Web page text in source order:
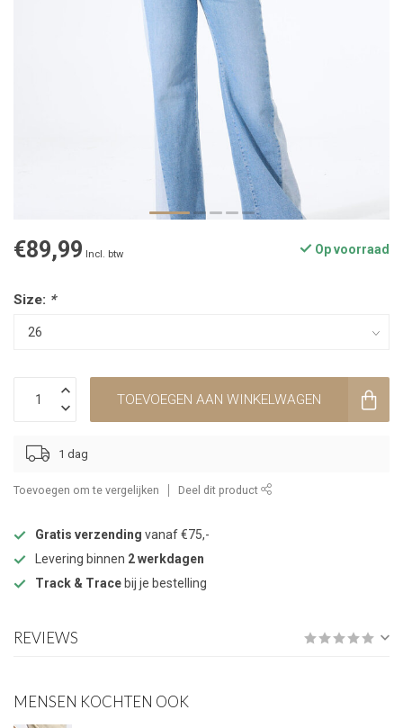
€89,99 Incl. btw Op voorraad
Size: *
TOEVOEGEN AAN WINKELWAGEN
1 dag
Toevoegen om te vergelijken Deel dit product
Gratis verzending vanaf €75,-
Levering binnen 2 werkdagen
Track & Trace bij je bestelling
REVIEWS
MENSEN KOCHTEN OOK